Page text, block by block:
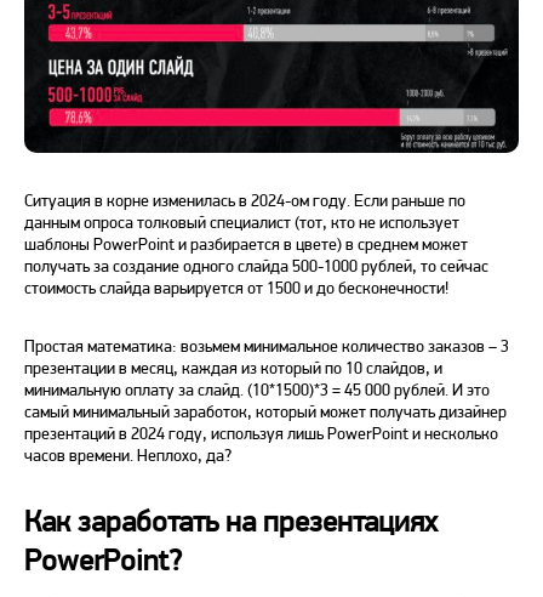
Ситуация в корне изменилась в 2024-ом году. Если раньше по
данным опроса толковый специалист (тот, кто не использует
шаблоны PowerPoint и разбирается в цвете) в среднем может
получать за создание одного слайда 500-1000 рублей, то сейчас
стоимость слайда варьируется от 1500 и до бесконечности!
Простая математика: возьмем минимальное количество заказов – 3
презентации в месяц, каждая из который по 10 слайдов, и
минимальную оплату за слайд. (10*1500)*3 = 45 000 рублей. И это
самый минимальный заработок, который может получать дизайнер
презентаций в 2024 году, используя лишь PowerPoint и несколько
часов времени. Неплохо, да?
Как заработать на презентациях
PowerPoint?